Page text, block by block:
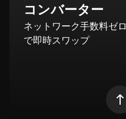
コンバーター
ネットワーク手数料ゼロ
で即時スワップ